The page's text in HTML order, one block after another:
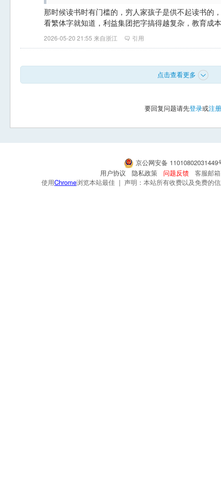
那时候读书时有门槛的，穷人家孩子是供不起读书的
看繁体字就知道，利益集团把字搞得越复杂，教育成
2026-05-20 21:55 来自浙江 引用
点击查看更多
要回复问题请先登录或注册
京公网安备
用户协议
隐私政策 问题反馈
客服邮
使用Chrome浏览本站最佳 | 声明：本站所有收费以及免费的